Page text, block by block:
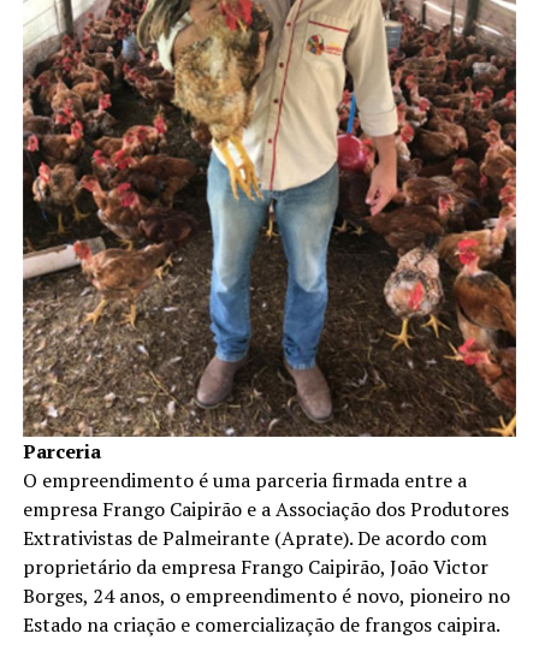
Parceria
O empreendimento é uma parceria firmada entre a
empresa Frango Caipirão e a Associação dos Produtores
Extrativistas de Palmeirante (Aprate). De acordo com
proprietário da empresa Frango Caipirão, João Victor
Borges, 24 anos, o empreendimento é novo, pioneiro no
Estado na criação e comercialização de frangos caipira.